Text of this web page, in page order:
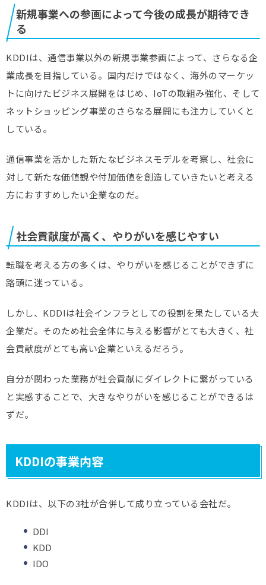
新規事業への参画によって今後の成長が期待でき
る
KDDIは、通信事業以外の新規事業参画によって、さらなる企
業成長を目指している。国内だけではなく、海外のマーケッ
トに向けたビジネス展開をはじめ、IoTの取組み強化、そして
ネットショッピング事業のさらなる展開にも注力していくと
している。
通信事業を活かした新たなビジネスモデルを考察し、社会に
対して新たな価値観や付加価値を創造していきたいと考える
方におすすめしたい企業なのだ。
社会貢献度が高く、やりがいを感じやすい
転職を考える方の多くは、やりがいを感じることができずに
路頭に迷っている。
しかし、KDDIは社会インフラとしての役割を果たしている大
企業だ。そのため社会全体に与える影響がとても大きく、社
会貢献度がとても高い企業といえるだろう。
自分が関わった業務が社会貢献にダイレクトに繋がっている
と実感することで、大きなやりがいを感じることができるは
ずだ。
KDDIの事業内容
KDDIは、以下の3社が合併して成り立っている会社だ。
DDI
KDD
IDO